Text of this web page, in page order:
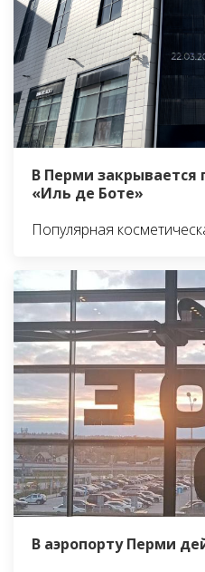
В Перми закрывается
«Иль де Боте»
Популярная
В аэропорту Перми